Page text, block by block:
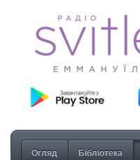
Огляд Бібліотека